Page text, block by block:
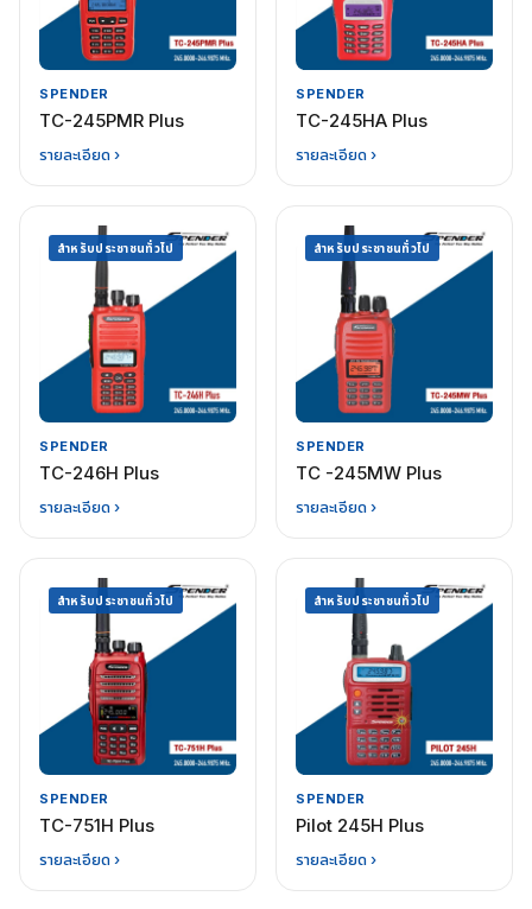
SPENDER
TC-245PMR Plus
รายละเอียด ›
SPENDER
TC-245HA Plus
รายละเอียด ›
สำหรับประชาชนทั่วไป
SPENDER
TC-246H Plus
รายละเอียด ›
สำหรับประชาชนทั่วไป
SPENDER
TC -245MW Plus
รายละเอียด ›
สำหรับประชาชนทั่วไป
SPENDER
TC-751H Plus
รายละเอียด ›
สำหรับประชาชนทั่วไป
SPENDER
Pilot 245H Plus
รายละเอียด ›